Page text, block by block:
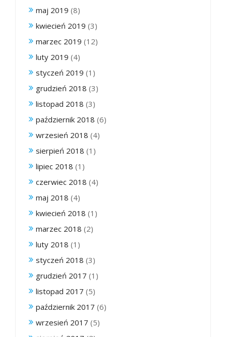
maj 2019 (8)
kwiecień 2019 (3)
marzec 2019 (12)
luty 2019 (4)
styczeń 2019 (1)
grudzień 2018 (3)
listopad 2018 (3)
październik 2018 (6)
wrzesień 2018 (4)
sierpień 2018 (1)
lipiec 2018 (1)
czerwiec 2018 (4)
maj 2018 (4)
kwiecień 2018 (1)
marzec 2018 (2)
luty 2018 (1)
styczeń 2018 (3)
grudzień 2017 (1)
listopad 2017 (5)
październik 2017 (6)
wrzesień 2017 (5)